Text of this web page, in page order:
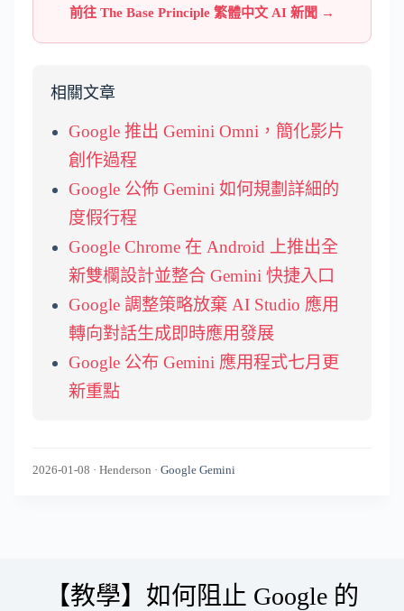
前往 The Base Principle 繁體中文 AI 新聞 →
相關文章
Google 推出 Gemini Omni，簡化影片
創作過程
Google 公佈 Gemini 如何規劃詳細的
度假行程
Google Chrome 在 Android 上推出全
新雙欄設計並整合 Gemini 快捷入口
Google 調整策略放棄 AI Studio 應用
轉向對話生成即時應用發展
Google 公布 Gemini 應用程式七月更
新重點
2026-01-08 · Henderson · Google Gemini
【教學】如何阻止 Google 的